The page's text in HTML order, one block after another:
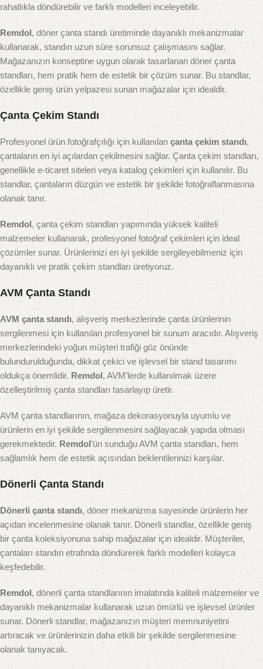
rahatlıkla döndürebilir ve farklı modelleri inceleyebilir.
Remdol, döner çanta standı üretiminde dayanıklı mekanizmalar
kullanarak, standın uzun süre sorunsuz çalışmasını sağlar.
Mağazanızın konseptine uygun olarak tasarlanan döner çanta
standları, hem pratik hem de estetik bir çözüm sunar. Bu standlar,
özellikle geniş ürün yelpazesi sunan mağazalar için idealdir.
Çanta Çekim Standı
Profesyonel ürün fotoğrafçılığı için kullanılan çanta çekim standı,
çantaların en iyi açılardan çekilmesini sağlar. Çanta çekim standları,
genellikle e-ticaret siteleri veya katalog çekimleri için kullanılır. Bu
standlar, çantaların düzgün ve estetik bir şekilde fotoğraflanmasına
olanak tanır.
Remdol, çanta çekim standları yapımında yüksek kaliteli
malzemeler kullanarak, profesyonel fotoğraf çekimleri için ideal
çözümler sunar. Ürünlerinizi en iyi şekilde sergileyebilmeniz için
dayanıklı ve pratik çekim standları üretiyoruz.
AVM Çanta Standı
AVM çanta standı, alışveriş merkezlerinde çanta ürünlerinin
sergilenmesi için kullanılan profesyonel bir sunum aracıdır. Alışveriş
merkezlerindeki yoğun müşteri trafiği göz önünde
bulundurulduğunda, dikkat çekici ve işlevsel bir stand tasarımı
oldukça önemlidir. Remdol, AVM’lerde kullanılmak üzere
özelleştirilmiş çanta standları tasarlayıp üretir.
AVM çanta standlarının, mağaza dekorasyonuyla uyumlu ve
ürünlerin en iyi şekilde sergilenmesini sağlayacak yapıda olması
gerekmektedir. Remdol’ün sunduğu AVM çanta standları, hem
sağlamlık hem de estetik açısından beklentilerinizi karşılar.
Dönerli Çanta Standı
Dönerli çanta standı, döner mekanizma sayesinde ürünlerin her
açıdan incelenmesine olanak tanır. Dönerli standlar, özellikle geniş
bir çanta koleksiyonuna sahip mağazalar için idealdir. Müşteriler,
çantaları standın etrafında döndürerek farklı modelleri kolayca
keşfedebilir.
Remdol, dönerli çanta standlarının imalatında kaliteli malzemeler ve
dayanıklı mekanizmalar kullanarak uzun ömürlü ve işlevsel ürünler
sunar. Dönerli standlar, mağazanızın müşteri memnuniyetini
artıracak ve ürünlerinizin daha etkili bir şekilde sergilenmesine
olanak tanıyacak.